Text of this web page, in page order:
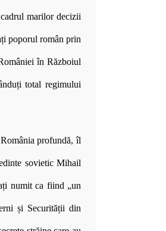
marilor decizii
poporul român prin
în Războiul
total regimului
profundă, îl
sovietic Mihail
numit ca fiind „un
și Securității din